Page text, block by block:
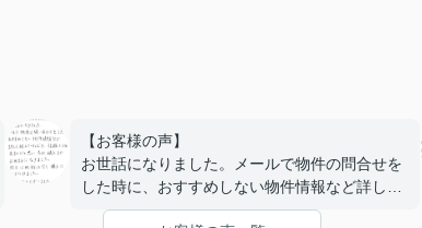
【お客様の声】
お世話になりました。メールで物件の問合せを
した時に、おすすめしない物件情報など詳しく
教えていただき、信頼できる会社だと思い、今